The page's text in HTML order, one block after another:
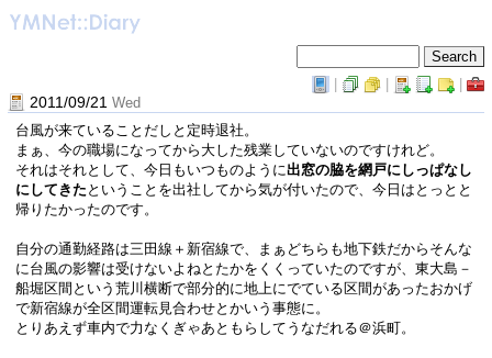
| | |
2011/09/21 Wed
台風が来ていることだしと定時退社。
まぁ、今の職場になってから大した残業していないのですけれど。
それはそれとして、今日もいつものように出窓の脇を網戸にしっぱなし
にしてきた ということを出社してから気が付いたので、今日はとっとと
帰りたかったのです。
自分の通勤経路は三田線＋新宿線で、まぁどちらも地下鉄だからそんな
に台風の影響は受けないよねとたかをくくっていたのですが、東大島－
船堀区間という荒川横断で部分的に地上にでている区間があったおかげ
で新宿線が全区間運転見合わせとかいう事態に。
とりあえず車内で力なくぎゃあともらしてうなだれる＠浜町。